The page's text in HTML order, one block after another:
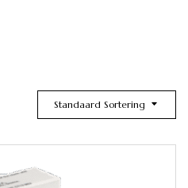
Standaard Sortering